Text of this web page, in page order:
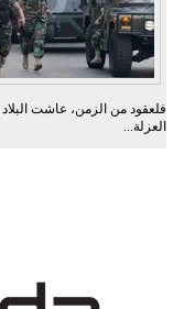
فلعقود من الزمن، عاشت
العزلة...